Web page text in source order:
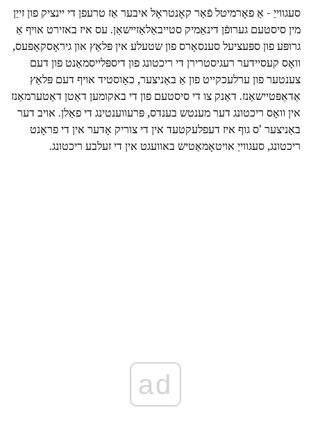
סעגווייַ - אַ פאָרמיטל פֿאַר קאָנטראָל איבער אַז טרעפן די יינציק פון זייַן
מין סיסטעם גערופֿן דינאַמיק סטייבאַלאַזיישאַן. עס איז באזירט אויף אַ
גרופּע פון ספּעציעל סענסאָרס פון שטעלע אין פּלאַץ און גיראָסקאָפּעס,
וואָס קעסיידער רעגיסטרירן די ריכטונג פון דיספּלייסמאַנט פון דעם
צענטער פון ערלעכקייט פון אַ באַניצער, כאָוסטיד אויף דעם פּלאַץ
אַדאַפּטיישאַנז. דאַנק צו די סיסטעם פון די באקומען דאַטן דאַטערמאַנז
אין וואָס ריכטונג דער מענטש בענדס, פּרעווענטינג די פאַלן. אויב דער
באַניצער 'ס גוף איז דעפלעקטעד אין די צוריק אָדער אין די פראָנט
ריכטונג, סעגווייַ אויטאָמאַטיש באוועגט אין די זעלבע ריכטונג.
ad